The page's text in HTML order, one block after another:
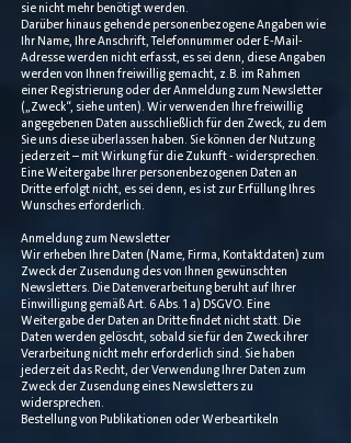
sie nicht mehr benötigt werden.
Darüber hinaus gehende personenbezogene Angaben wie
Ihr Name, Ihre Anschrift, Telefonnummer oder E-Mail-
Adresse werden nicht erfasst, es sei denn, diese Angaben
werden von Ihnen freiwillig gemacht, z.B. im Rahmen
einer Registrierung oder der Anmeldung zum Newsletter
(„Zweck“, siehe unten). Wir verwenden Ihre freiwillig
angegebenen Daten ausschließlich für den Zweck, zu dem
Sie uns diese überlassen haben. Sie können der Nutzung
jederzeit – mit Wirkung für die Zukunft - widersprechen.
Eine Weitergabe Ihrer personenbezogenen Daten an
Dritte erfolgt nicht, es sei denn, es ist zur Erfüllung Ihres
Wunsches erforderlich.
Anmeldung zum Newsletter
Wir erheben Ihre Daten (Name, Firma, Kontaktdaten) zum
Zweck der Zusendung des von Ihnen gewünschten
Newsletters. Die Datenverarbeitung beruht auf Ihrer
Einwilligung gemäß Art. 6 Abs. 1 a) DSGVO. Eine
Weitergabe der Daten an Dritte findet nicht statt. Die
Daten werden gelöscht, sobald sie für den Zweck ihrer
Verarbeitung nicht mehr erforderlich sind. Sie haben
jederzeit das Recht, der Verwendung Ihrer Daten zum
Zweck der Zusendung eines Newsletters zu
widersprechen.
Bestellung von Publikationen oder Werbeartikeln